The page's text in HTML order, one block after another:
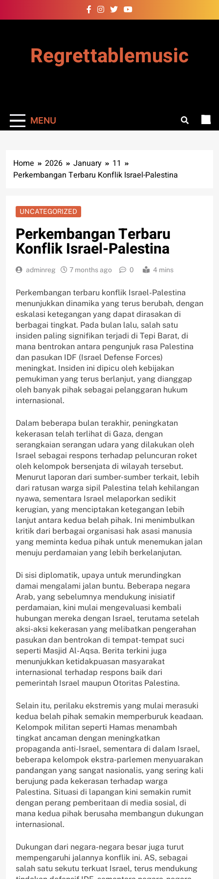
to
Regrettablemusic
MENU
Home 2026 January
11
Perkembangan Terbaru Konflik Israel-Palestina
UNCATEGORIZED
Perkembangan Terbaru
Konflik Israel-Palestina
adminreg 7 months ago 0 4 mins
Perkembangan terbaru konflik Israel-Palestina
menunjukkan dinamika yang terus berubah, dengan
eskalasi ketegangan yang dapat dirasakan di
berbagai tingkat. Pada bulan lalu, salah satu
insiden paling signifikan terjadi di Tepi Barat, di
mana bentrokan antara pengunjuk rasa Palestina
dan pasukan IDF (Israel Defense Forces)
meningkat. Insiden ini dipicu oleh kebijakan
pemukiman yang terus berlanjut, yang dianggap
oleh banyak pihak sebagai pelanggaran hukum
internasional.
Dalam beberapa bulan terakhir, peningkatan
kekerasan telah terlihat di Gaza, dengan
serangkaian serangan udara yang dilakukan oleh
Israel sebagai respons terhadap peluncuran roket
oleh kelompok bersenjata di wilayah tersebut.
Menurut laporan dari sumber-sumber terkait, lebih
dari ratusan warga sipil Palestina telah kehilangan
nyawa, sementara Israel melaporkan sedikit
kerugian, yang menciptakan ketegangan lebih
lanjut antara kedua belah pihak. Ini menimbulkan
kritik dari berbagai organisasi hak asasi manusia
yang meminta kedua pihak untuk menemukan jalan
menuju perdamaian yang lebih berkelanjutan.
Di sisi diplomatik, upaya untuk merundingkan
damai mengalami jalan buntu. Beberapa negara
Arab, yang sebelumnya mendukung inisiatif
perdamaian, kini mulai mengevaluasi kembali
hubungan mereka dengan Israel, terutama setelah
aksi-aksi kekerasan yang melibatkan pengerahan
pasukan dan bentrokan di tempat-tempat suci
seperti Masjid Al-Aqsa. Berita terkini juga
menunjukkan ketidakpuasan masyarakat
internasional terhadap respons baik dari
pemerintah Israel maupun Otoritas Palestina.
Selain itu, perilaku ekstremis yang mulai merasuki
kedua belah pihak semakin memperburuk keadaan.
Kelompok militan seperti Hamas menambah
tingkat ancaman dengan meningkatkan
propaganda anti-Israel, sementara di dalam Israel,
beberapa kelompok ekstra-parlemen menyuarakan
pandangan yang sangat nasionalis, yang sering kali
berujung pada kekerasan terhadap warga
Palestina. Situasi di lapangan kini semakin rumit
dengan perang pemberitaan di media sosial, di
mana kedua pihak berusaha membangun dukungan
internasional.
Dukungan dari negara-negara besar juga turut
mempengaruhi jalannya konflik ini. AS, sebagai
salah satu sekutu terkuat Israel, terus mendukung